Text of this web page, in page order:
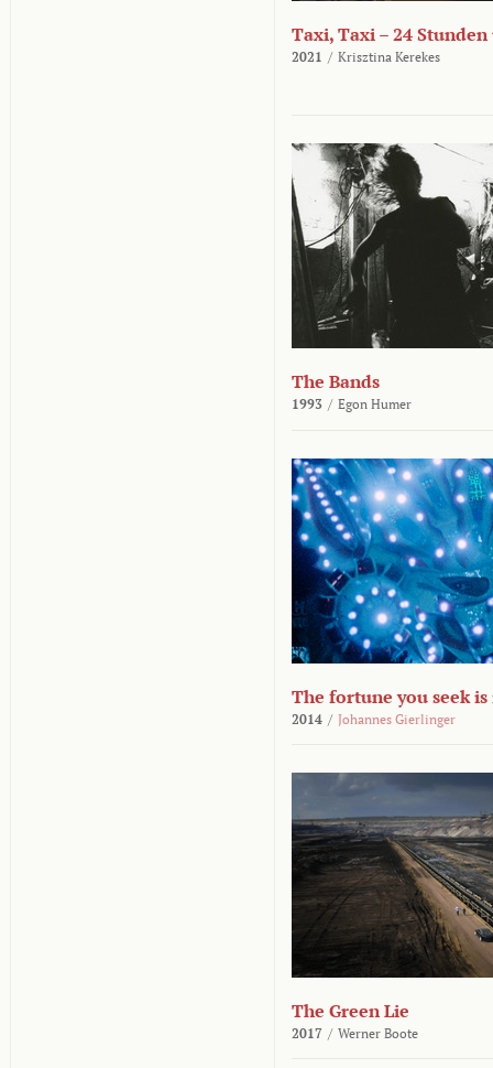
Taxi, Taxi – 24
2021 / Krisztina Kerekes
The Bands
1993 / Egon Humer
The fortune you seek
2014 / Johannes Gierlinger
The Green Lie
2017 / Werner Boote